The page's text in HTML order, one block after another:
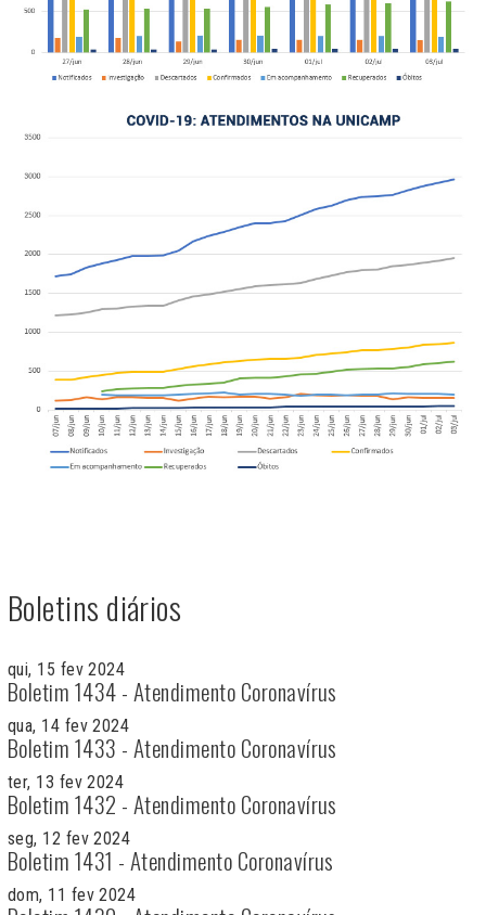
Boletins diários
qui, 15 fev 2024
Boletim 1434 - Atendimento Coronavírus
qua, 14 fev 2024
Boletim 1433 - Atendimento Coronavírus
ter, 13 fev 2024
Boletim 1432 - Atendimento Coronavírus
seg, 12 fev 2024
Boletim 1431 - Atendimento Coronavírus
dom, 11 fev 2024